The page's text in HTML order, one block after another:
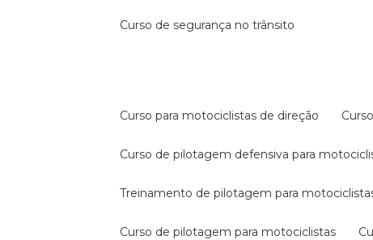
curso de segurança no trânsito
curso para motociclistas de direção
curso de pilotagem defensiva para
treinamento de pilotagem para
curso de pilotagem para motociclistas